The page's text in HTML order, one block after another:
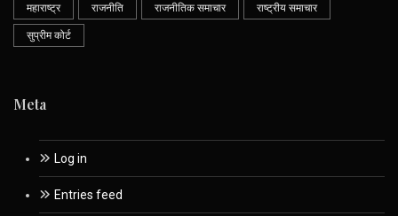
महाराष्ट्र राजनीति राजनीतिक समाचार राष्ट्रीय समाचार
सुप्रीम कोर्ट
Meta
Log in
Entries feed